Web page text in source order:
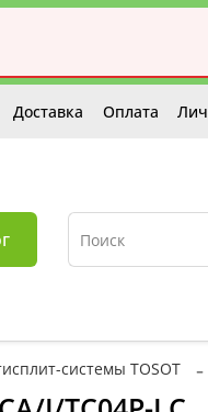
Доставка Оплата
системы TOSOT